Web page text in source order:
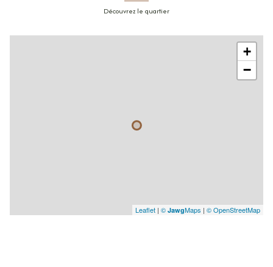
Découvrez le quartier
+
−
Leaflet | © JawgMaps | © OpenStreetMap